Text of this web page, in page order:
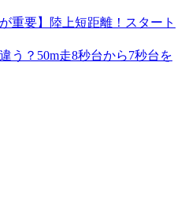
重要】陸上短距離！スタート
う？50m走8秒台から7秒台を